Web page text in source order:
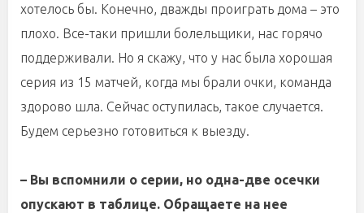
хотелось бы. Конечно, дважды проиграть дома – это
плохо. Все-таки пришли болельщики, нас горячо
поддерживали. Но я скажу, что у нас была хорошая
серия из 15 матчей, когда мы брали очки, команда
здорово шла. Сейчас оступилась, такое случается.
Будем серьезно готовиться к выезду.
– Вы вспомнили о серии, но одна-две осечки
опускают в таблице. Обращаете на нее